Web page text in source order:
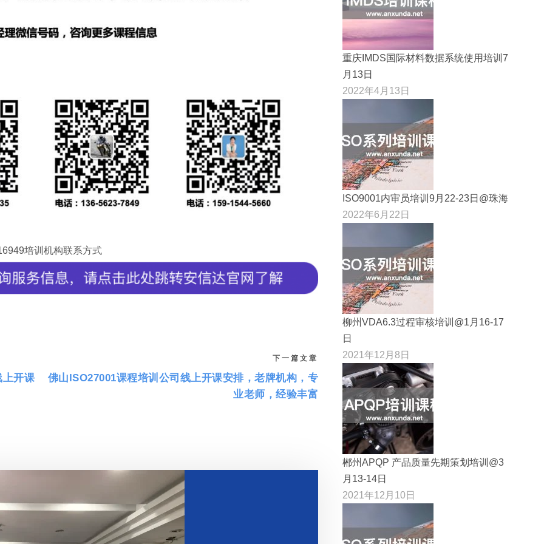
培训机构联系方式
上开课
下一篇文章
佛山ISO27001课程培训公司线上开课安排，老牌机构，专
业老师，经验丰富
重庆IMDS国际材料数据系统使用培训7
月13日
2022年4月13日
ISO9001内审员培训9月22-23日@珠海
2022年6月22日
柳州VDA6.3过程审核培训@1月16-17
日
2021年12月8日
郴州APQP 产品质量先期策划培训@3
月13-14日
2021年12月10日